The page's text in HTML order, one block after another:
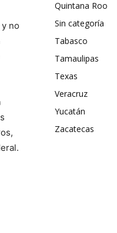
no
Quintana Roo
Sin categoría
Tabasco
Tamaulipas
Texas
Veracruz
Yucatán
Zacatecas